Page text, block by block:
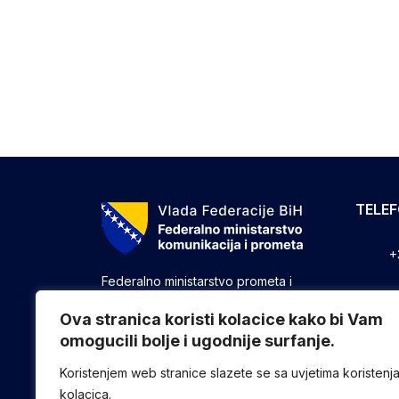
Ova stranica koristi kolacice kako bi Vam
omogucili bolje i ugodnije surfanje.
Koristenjem web stranice slazete se sa uvjetima koristenja
kolacica.
Federalno ministarstvo prometa i
druge poslove utvrđene zakonom koji
se odnose na ostvarivanje nadležnosti
Federacije u oblasti prometa i
komunikacija.